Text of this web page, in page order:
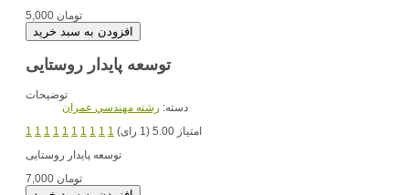
5,000 تومان
توسعه پایدار روستایی
توضیحات
دسته: رشته مهندسي عمران
1 1 1 1 1 1 1 1 1 1
امتیاز 5.00 (1 رای)
توسعه پایدار روستایی
7,000 تومان